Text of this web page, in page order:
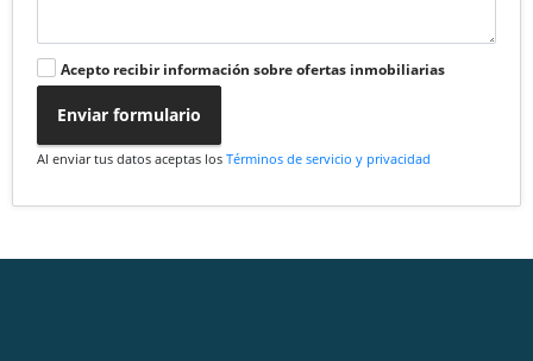
Acepto recibir información sobre ofertas inmobiliarias
Enviar formulario
Al enviar tus datos aceptas los Términos de servicio y privacidad